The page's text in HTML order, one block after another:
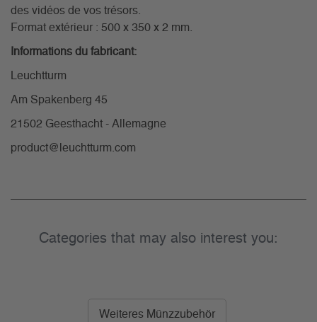
des vidéos de vos trésors.
Format extérieur : 500 x 350 x 2 mm.
Informations du fabricant:
Leuchtturm
Am Spakenberg 45
21502 Geesthacht - Allemagne
product@leuchtturm.com
Categories that may also interest you:
Weiteres Münzzubehör